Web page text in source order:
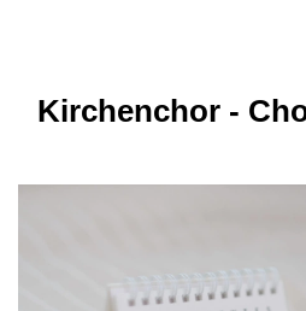
Kirchenchor -